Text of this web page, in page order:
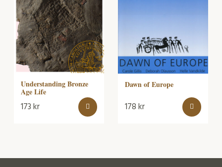
Understanding Bronze
Age Life
173kr
Dawn of Europe
178kr